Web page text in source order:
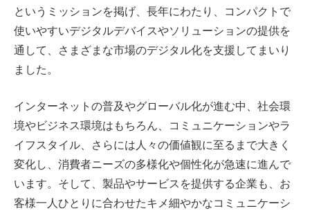
というミッションを掲げ、長年にわたり、コンパクトで
使いやすいデジタルデバイスやソリューションの提供を
通して、さまざまな市場のデジタル化を支援してまいり
ました。
インターネットの普及やグローバル化が進む中、社会環
境やビジネス環境はもちろん、コミュニケーションやラ
イフスタイル、さらには人々の価値観に至るまで大きく
変化し、消費者ニーズの多様化や個性化が急速に進んで
います。そして、製品やサービスを提供する企業も、お
客様一人ひとりに合わせたキメ細やかなコミュニケーシ